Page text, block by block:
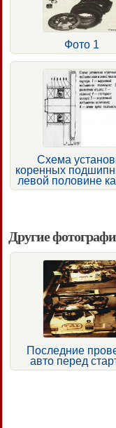
Фото 1
Схема
коренных
левой половине
Другие
Последние
авто перед